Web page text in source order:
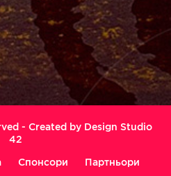
- Created by Design Studio
42
Спонсори Партньори